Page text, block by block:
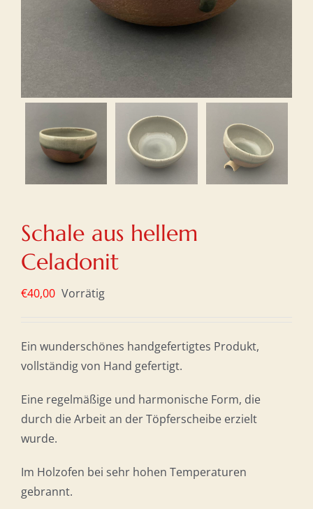
Schale aus hellem
Celadonit
€40,00 Vorrätig
Ein wunderschönes handgefertigtes Produkt,
vollständig von Hand gefertigt.
Eine regelmäßige und harmonische Form, die
durch die Arbeit an der Töpferscheibe erzielt
wurde.
Im Holzofen bei sehr hohen Temperaturen
gebrannt.